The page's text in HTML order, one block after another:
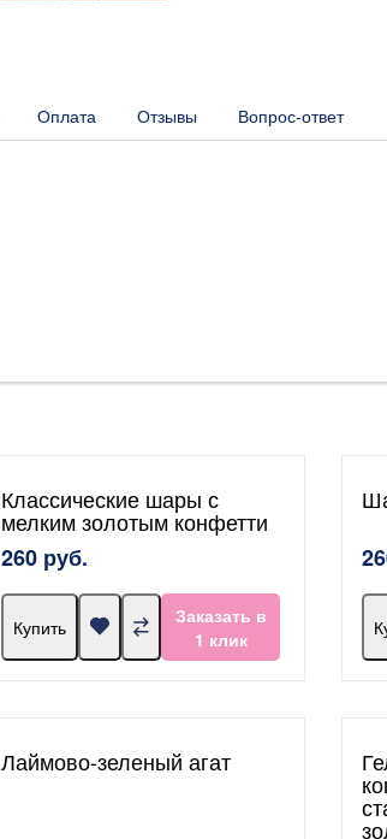
Оплата Отзывы Вопрос-ответ
Классические шары с
мелким золотым конфетти
260 руб.
Купить
Заказать в
1 клик
Лаймово-зеленый агат